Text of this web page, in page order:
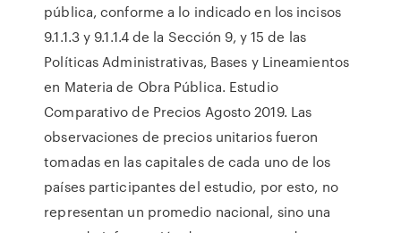
pública, conforme a lo indicado en los incisos
9.1.1.3 y 9.1.1.4 de la Sección 9, y 15 de las
Políticas Administrativas, Bases y Lineamientos
en Materia de Obra Pública. Estudio
Comparativo de Precios Agosto 2019. Las
observaciones de precios unitarios fueron
tomadas en las capitales de cada uno de los
países participantes del estudio, por esto, no
representan un promedio nacional, sino una